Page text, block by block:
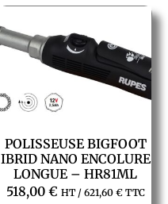
POLISSEUSE BIGFOOT
IBRID NANO ENCOLURE
LONGUE – HR81ML
518,00 € HT / 621,60 €TTC